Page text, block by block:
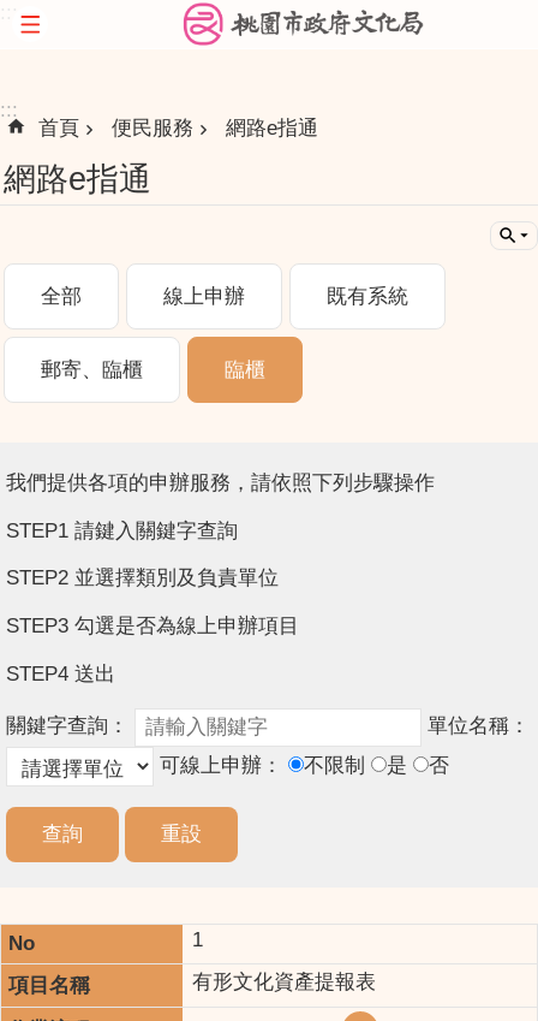
跳到主要內容區塊
:::
首頁 便民服務 網路e指通
網路e指通
全部 線上申辦 既有系統
郵寄、臨櫃 臨櫃
我們提供各項的申辦服務，請依照下列步驟操作
STEP1 請鍵入關鍵字查詢
STEP2 並選擇類別及負責單位
STEP3 勾選是否為線上申辦項目
STEP4 送出
關鍵字查詢：
單位名稱：
可線上申辦：
不限制 是 否
1
有形文化資產提報表